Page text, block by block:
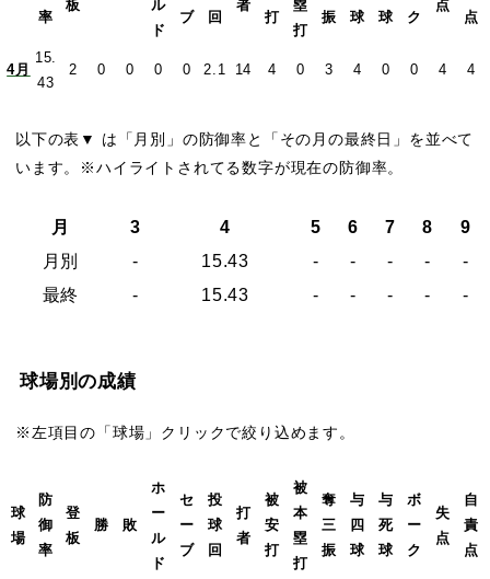
率
板
ル
ド
ブ
回
者
打
塁
打
振
球
球
ク
点
点
4月
15.
43
2 0 0 0 0 2.1 14 4 0 3 4 0 0 4 4
以下の表▼ は「月別」の防御率と「その月の最終日」を並べて
います。※ハイライトされてる数字が現在の防御率。
月 3 4 5 6 7 8
9
月別
- 15.43 - - - -
-
最終
- 15.43 - - - - -
球場別の成績
※左項目の「球場」クリックで絞り込めます。
球
場
防
御
率
登
板
勝 敗
ホ
ー
ル
ド
セ
ー
ブ
投
球
回
打
者
被
安
打
被
本
塁
打
奪
三
振
与
四
球
与
死
球
ボ
ー
ク
失
点
自
責
点